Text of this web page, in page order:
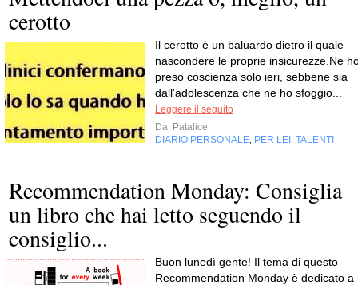
cerotto
Il cerotto è un baluardo dietro il quale
nascondere le proprie insicurezze.Ne
preso coscienza solo ieri, sebbene sia
dall'adolescenza che ne ho sfoggio...
Leggere il seguito
Da Patalice
DIARIO PERSONALE PER LEI TALENTI
Recommendation Monday: Consiglia
un libro che hai letto seguendo il
consiglio...
Buon lunedì gente! Il tema di questo
Recommendation Monday è dedicato a